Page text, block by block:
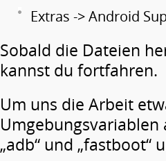
Extras -> Android
Sobald die Dateien
kannst du fortfahren.
Um uns die Arbeit
„adb“ und